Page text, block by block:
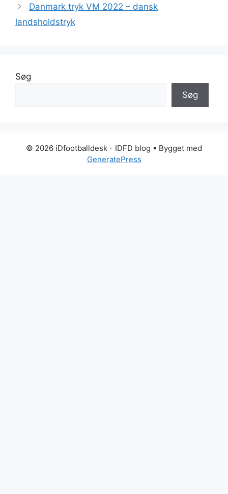
Danmark tryk VM 2022 – dansk
landsholdstryk
Søg
Søg
© 2026 iDfootballdesk - IDFD blog • Bygget med
GeneratePress